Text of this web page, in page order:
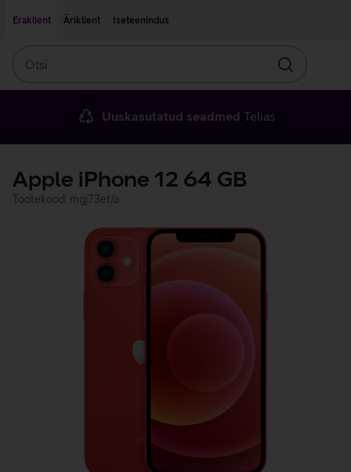
Eraklient
Äriklient Iseteenindus
Otsin
Uuskasutatud seadmed Telias
Apple iPhone 12 64 GB
Tootekood: mgj73et/a